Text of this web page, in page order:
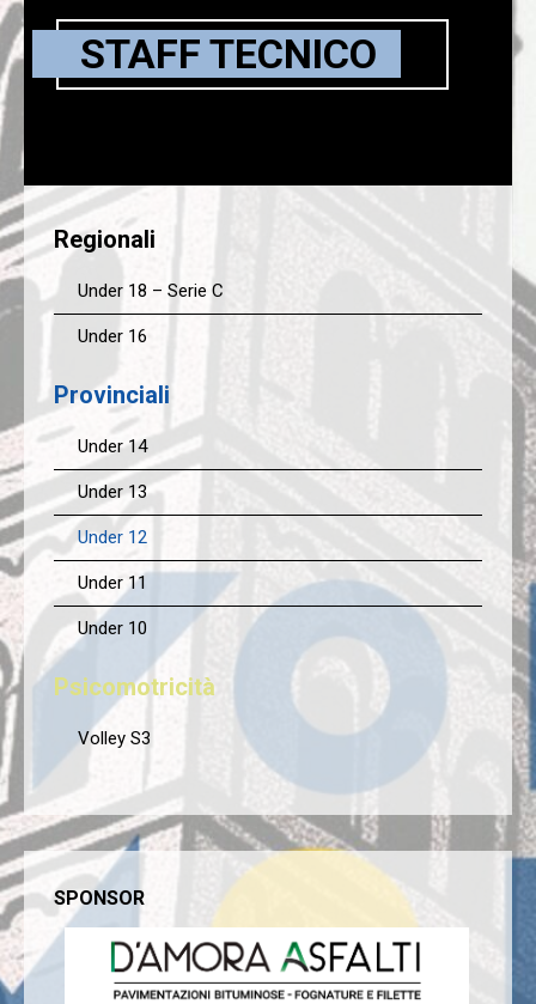
STAFF TECNICO
Regionali
Under 18 – Serie C
Under 16
Provinciali
Under 14
Under 13
Under 12
Under 11
Under 10
Psicomotricità
Volley S3
SPONSOR